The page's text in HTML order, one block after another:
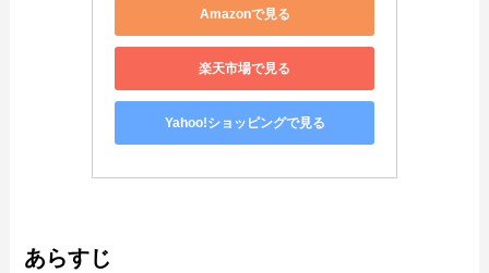
Amazonで見る
楽天市場で見る
Yahoo!ショッピングで見る
あらすじ